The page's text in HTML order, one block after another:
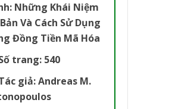
Những Khái Niệm
Và Cách Sử Dụng
Đồng Tiền Mã Hóa
trang: 540
giả: Andreas M.